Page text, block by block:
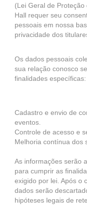
(Lei Geral de
Hall requer seu
pessoais em nossa
privacidade dos
Os dados pessoais
sua relação conosco
finalidades específicas:
Cadastro e envio de
eventos.
Controle de acesso e
Melhoria contínua dos
As informações serão
para cumprir as
exigido por lei. Após o
dados serão
hipóteses legais de